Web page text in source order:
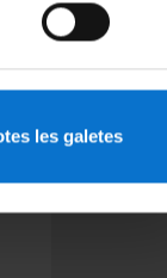
les galetes
PEU 3